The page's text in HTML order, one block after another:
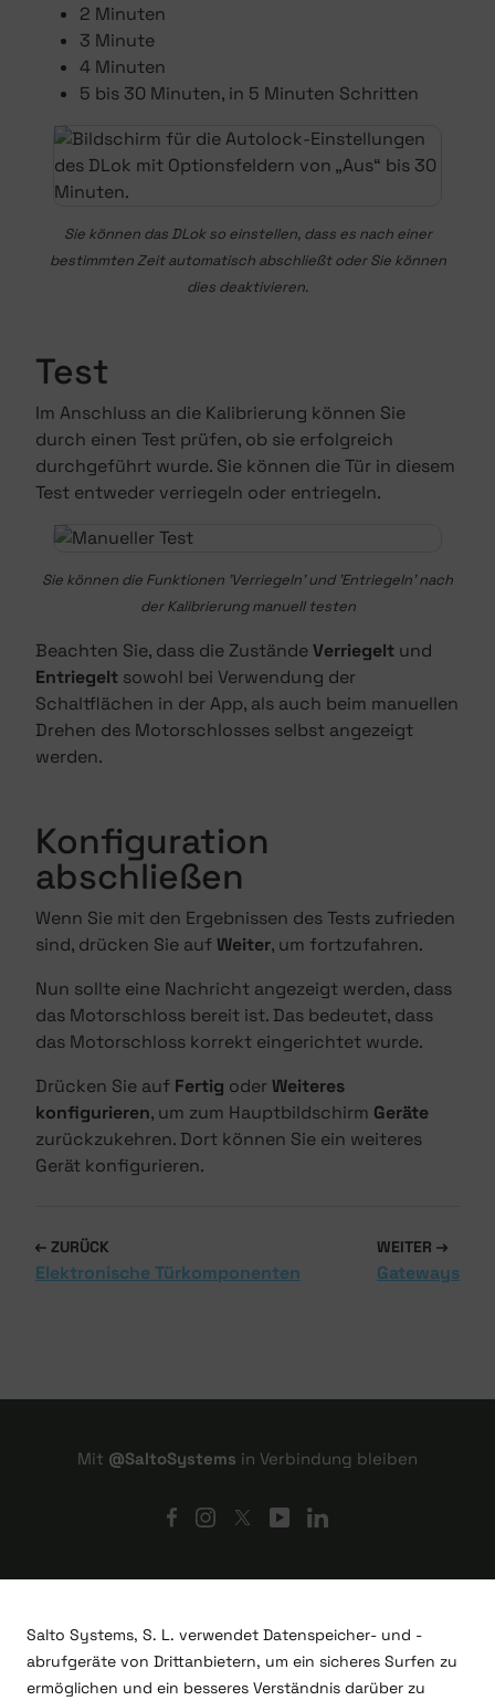
2 Minuten
3 Minute
4 Minuten
5 bis 30 Minuten, in 5 Minuten Schritten
Sie können das DLok so einstellen, dass es nach einer
bestimmten Zeit automatisch abschließt oder Sie können
dies deaktivieren.
Test
Im Anschluss an die Kalibrierung können Sie
durch einen Test prüfen, ob sie erfolgreich
durchgeführt wurde. Sie können die Tür in diesem
Test entweder verriegeln oder entriegeln.
Sie können die Funktionen 'Verriegeln' und 'Entriegeln' nach
der Kalibrierung manuell testen
Beachten Sie, dass die ZuständeVerriegelt und
Entriegelt sowohl bei Verwendung der
Schaltflächen in der App, als auch beim manuellen
Drehen des Motorschlosses selbst angezeigt
werden.
Konfiguration
abschließen
Wenn Sie mit den Ergebnissen des Tests zufrieden
sind, drücken Sie aufWeiter, um fortzufahren.
Nun sollte eine Nachricht angezeigt werden, dass
das Motorschloss bereit ist. Das bedeutet, dass
das Motorschloss korrekt eingerichtet wurde.
Drücken Sie auf Fertig oderWeiteres
konfigurieren, um zum Hauptbildschirm Geräte
zurückzukehren. Dort können Sie ein weiteres
Gerät konfigurieren.
ZURÜCK
Elektronische Türkomponenten
WEITER
Gateways
Mit @SaltoSystems in Verbindung bleiben
Salto Systems, S. L. verwendet Datenspeicher- und -
abrufgeräte von Drittanbietern, um ein sicheres Surfen zu
ermöglichen und ein besseres Verständnis darüber zu